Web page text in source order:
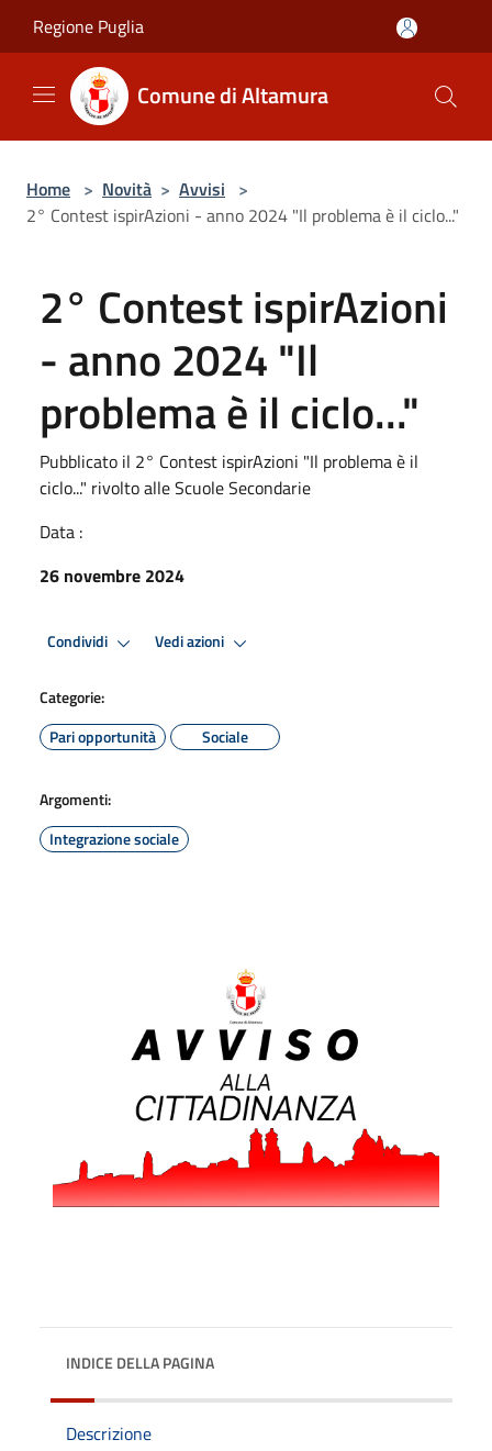
Regione Puglia
Comune di Altamura
Home > Novità > Avvisi >
2° Contest ispirAzioni - anno 2024 "Il problema è il ciclo..."
2° Contest ispirAzioni
- anno 2024 "Il
problema è il ciclo..."
Pubblicato il 2° Contest ispirAzioni "Il problema è il
ciclo..." rivolto alle Scuole Secondarie
Data :
26 novembre 2024
Condividi Vedi azioni
Categorie:
Pari opportunità
Sociale
Argomenti:
Integrazione sociale
INDICE DELLA PAGINA
Descrizione